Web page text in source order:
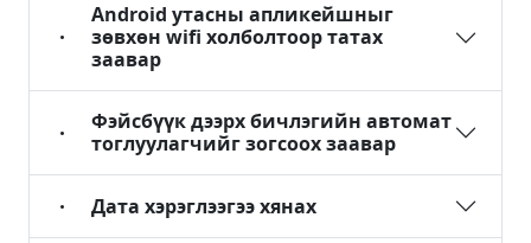
Android утасны апликейшныг
зөвхөн wifi холболтоор татах
заавар
Фэйсбүүк дээрх бичлэгийн автомат
тоглуулагчийг зогсоох заавар
Дата хэрэглээгээ хянах